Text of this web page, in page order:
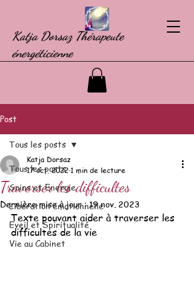
Katja Dorsaz Thérapeute
énergéticienne
Post
Tous les posts
Soins et Energie
Libération émotionnelle
Eveil et Spiritualité
Vie au Cabinet
Tous les posts
Traverser les difficultes
Katja Dorsaz
17 oct. 2022 1 min de lecture
Dernière mise à jour :19 nov. 2023
Texte pouvant aider à traverser les
difficultes de la vie